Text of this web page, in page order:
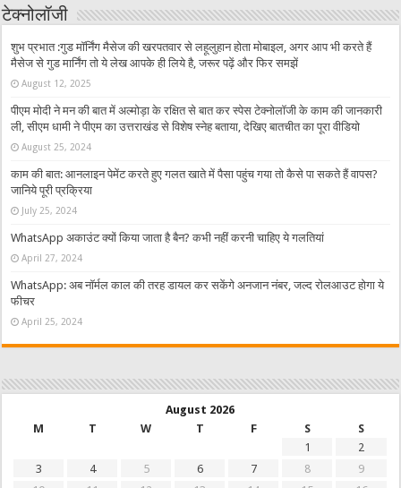
टेक्नोलॉजी
शुभ प्रभात :गुड मॉर्निंग मैसेज की खरपतवार से लहूलुहान होता मोबाइल, अगर आप भी करते हैं
मैसेज से गुड मार्निंग तो ये लेख आपके ही लिये है, जरूर पढ़ें और फिर समझें
August 12, 2025
पीएम मोदी ने मन की बात में अल्मोड़ा के रक्षित से बात कर स्पेस टेक्नोलॉजी के काम की जानकारी
ली, सीएम धामी ने पीएम का उत्तराखंड से विशेष स्नेह बताया, देखिए बातचीत का पूरा वीडियो
August 25, 2024
काम की बात: आनलाइन पेमेंट करते हुए गलत खाते में पैसा पहुंच गया तो कैसे पा सकते हैं वापस?
जानिये पूरी प्रक्रिया
July 25, 2024
WhatsApp अकाउंट क्यों किया जाता है बैन? कभी नहीं करनी चाहिए ये गलतियां
April 27, 2024
WhatsApp: अब नॉर्मल काल की तरह डायल कर सकेंगे अनजान नंबर, जल्द रोलआउट होगा ये
फीचर
April 25, 2024
August 2026
M
T W T F S
S
1
2
3
4 5 6 7 8
9